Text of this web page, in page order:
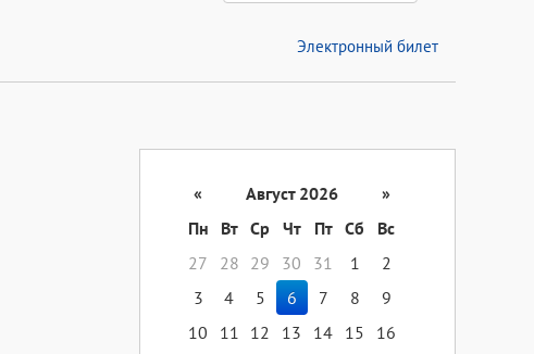
Электронный билет
« Август 2026
»
Пн
Вт Ср Чт Пт Сб
Вс
27
28 29 30 31 1
2
3
4 5 6 7 8
9
10
11 12 13 14 15
16